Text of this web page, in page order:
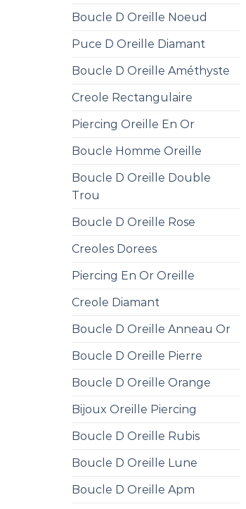
Boucle D Oreille Noeud
Puce D Oreille Diamant
Boucle D Oreille Améthyste
Creole Rectangulaire
Piercing Oreille En Or
Boucle Homme Oreille
Boucle D Oreille Double
Trou
Boucle D Oreille Rose
Creoles Dorees
Piercing En Or Oreille
Creole Diamant
Boucle D Oreille Anneau Or
Boucle D Oreille Pierre
Boucle D Oreille Orange
Bijoux Oreille Piercing
Boucle D Oreille Rubis
Boucle D Oreille Lune
Boucle D Oreille Apm